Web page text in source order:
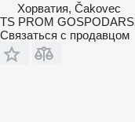
Хорватия, Čakovec
TS PROM
Связаться с продавцом